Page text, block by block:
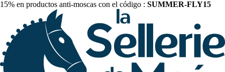
15% en productos anti-moscas con el código : SUMMER-FLY15